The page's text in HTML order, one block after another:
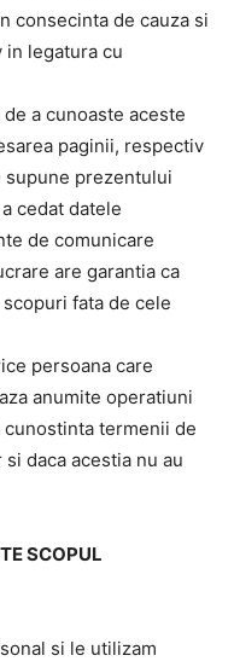
consecinta de cauza si
in legatura cu
a cunoaste aceste
paginii, respectiv
supune prezentului
cedat datele
de comunicare
are garantia ca
fata de cele
persoana care
anumite operatiuni
termenii de
daca acestia nu au
SCOPUL
si le utilizam